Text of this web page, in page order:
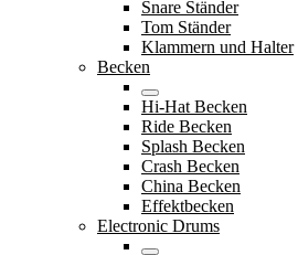
Snare Ständer
Tom Ständer
Klammern und Halter
Becken
Hi-Hat Becken
Ride Becken
Splash Becken
Crash Becken
China Becken
Effektbecken
Electronic Drums